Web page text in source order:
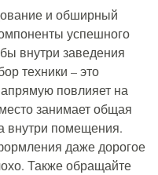
и обширный
успешного
внутри заведения
техники – это
повлияет на
занимает общая
внутри помещения.
даже дорогое
Также обращайте